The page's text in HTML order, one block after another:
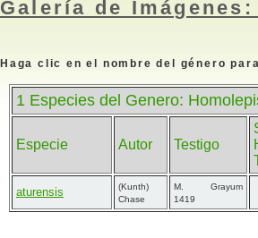
Galería de
Haga clic en el nombre del género
1 Especies del Genero:
Especie Autor Testigo
aturensis
(Kunth)
Chase
M. Grayum
1419